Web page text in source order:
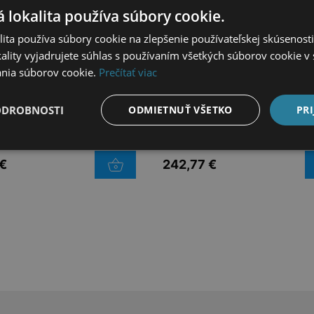
DISK AALBORG
HLINÍKOVÝ DISK
242,77 €
lokalita používa súbory cookie.
používa súbory cookie na zlepšenie používateľskej
vyjadrujete súhlas s používaním všetkých súborov cookie v
súborov cookie. Prečítať viac
ODMIETNUŤ VŠETKO